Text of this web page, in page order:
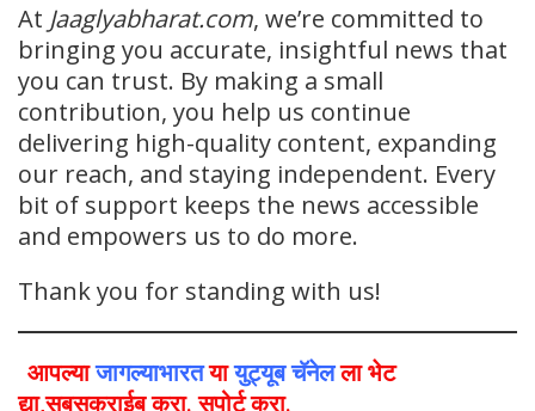
At Jaaglyabharat.com, we’re committed to
bringing you accurate, insightful news that
you can trust. By making a small
contribution, you help us continue
delivering high-quality content, expanding
our reach, and staying independent. Every
bit of support keeps the news accessible
and empowers us to do more.
Thank you for standing with us!
आपल्याजागल्याभारतयायुट्यूब चॅनेलला भेट
द्या,सबसक्राईब करा. सपोर्ट करा.